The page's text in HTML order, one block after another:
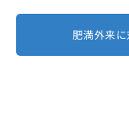
肥満外来